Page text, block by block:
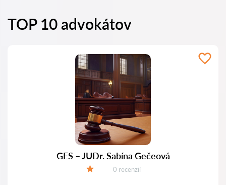
TOP 10 advokátov
GES – JUDr. Sabína Gečeová
Recenzií:
0 recenzií